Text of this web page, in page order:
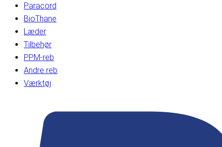
Paracord
BioThane
Læder
Tilbehør
PPM-reb
Andre reb
Værktøj